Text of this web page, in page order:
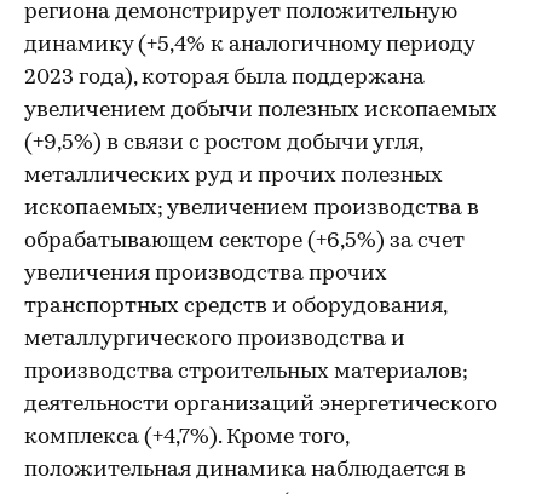
региона демонстрирует положительную
динамику (+5,4% к аналогичному периоду
2023 года), которая была поддержана
увеличением добычи полезных ископаемых
(+9,5%) в связи с ростом добычи угля,
металлических руд и прочих полезных
ископаемых; увеличением производства в
обрабатывающем секторе (+6,5%) за счет
увеличения производства прочих
транспортных средств и оборудования,
металлургического производства и
производства строительных материалов;
деятельности организаций энергетического
комплекса (+4,7%). Кроме того,
положительная динамика наблюдается в